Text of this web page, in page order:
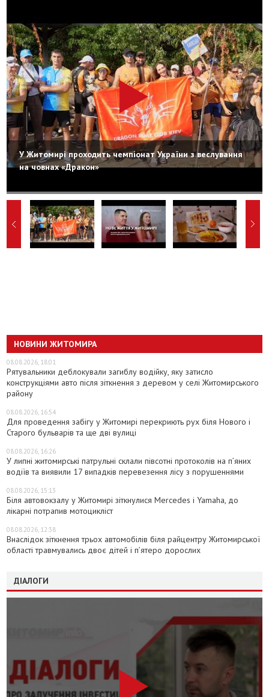
У Житомирі проходить чемпіонат України з веслування
на човнах «Дракон»
НОВИНИ ЖИТОМИРА
08.08.2026, 18:01
Рятувальники деблокували загиблу водійку, яку затисло
конструкціями авто після зіткнення з деревом у селі Житомирського
району
08.08.2026, 16:54
Для проведення забігу у Житомирі перекриють рух біля Нового і
Старого бульварів та ще дві вулиці
08.08.2026, 16:26
У липні житомирські патрульні склали півсотні протоколів на пʼяних
водіїв та виявили 17 випадків перевезення лісу з порушеннями
08.08.2026, 15:13
Біля автовокзалу у Житомирі зіткнулися Mercedes і Yamaha, до
лікарні потрапив мотоцикліст
08.08.2026, 12:38
Внаслідок зіткнення трьох автомобілів біля райцентру Житомирської
області травмувались двоє дітей і пʼятеро дорослих
ДІАЛОГИ